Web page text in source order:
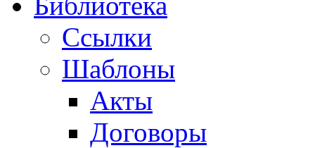
Ссылки
Шаблоны
Акты
Договоры